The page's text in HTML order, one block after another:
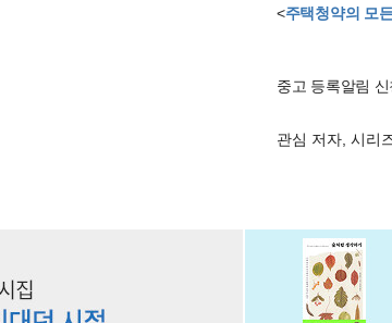
<주택청약의 모
중고 등록알림 신
관심 저자, 시리